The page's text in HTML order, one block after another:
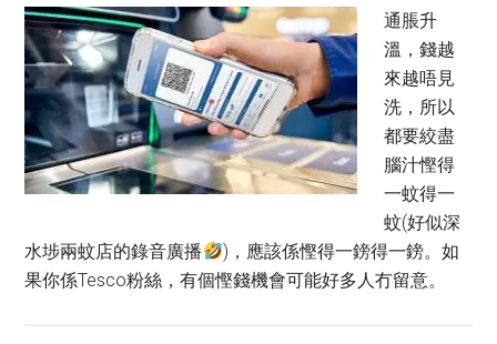
通脹升
溫，錢越
來越唔見
洗，所以
都要絞盡
腦汁慳得
一蚊得一
蚊(好似深
水埗兩蚊店的錄音廣播
)，應該係慳得一鎊得一鎊。如
果你係Tesco粉絲，有個慳錢機會可能好多人冇留意。